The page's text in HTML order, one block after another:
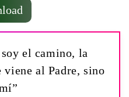
el camino, la
al Padre, sino